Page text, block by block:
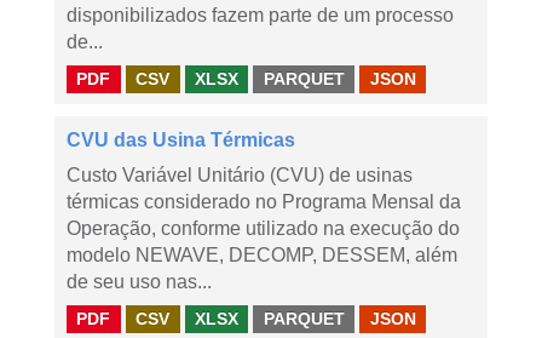
disponibilizados fazem parte de um processo
de...
PDF CSV XLSX PARQUET JSON
CVU das Usina Térmicas
Custo Variável Unitário (CVU) de usinas
térmicas considerado no Programa Mensal da
Operação, conforme utilizado na execução do
modelo NEWAVE, DECOMP, DESSEM, além
de seu uso nas...
PDF CSV XLSX PARQUET JSON